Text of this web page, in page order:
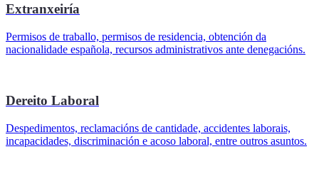
Extranxeiría
Permisos de traballo, permisos de residencia, obtención da
nacionalidade española, recursos administrativos ante denegacións.
Dereito Laboral
Despedimentos, reclamacións de cantidade, accidentes laborais,
incapacidades, discriminación e acoso laboral, entre outros asuntos.